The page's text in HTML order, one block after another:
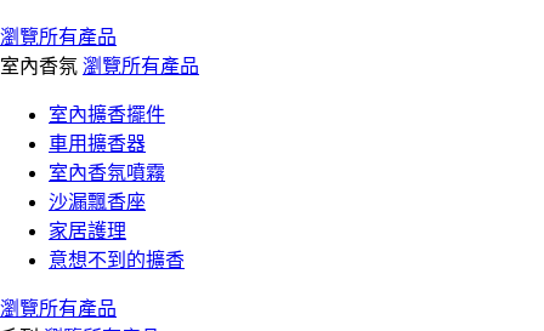
瀏覽所有產品
室內香氛 瀏覽所有產品
室內擴香擺件
車用擴香器
室內香氛噴霧
沙漏飄香座
家居護理
意想不到的擴香
瀏覽所有產品